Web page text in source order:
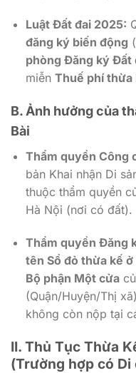
Luật Đất đai 2025:
đăng ký biến động
phòng Đăng ký Đất
miễn Thuế phí thừa
B. Ảnh hưởng của
Bài
Thẩm quyền Công
bản Khai nhận Di
thuộc thẩm quyền
Hà Nội (nơi có đất).
Thẩm quyền Đăng
tên Sổ đỏ thừa kế ở
Bộ phận Một cửa
(Quận/Huyện/Thị
không còn nộp tại
II. Thủ Tục Thừa
(Trường hợp có Di